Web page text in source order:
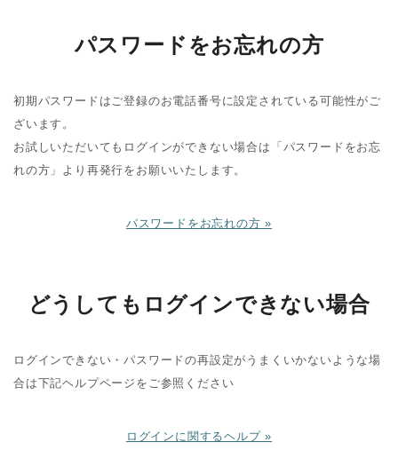
パスワードをお忘れの方
初期パスワードはご登録のお電話番号に設定されている可能性がご
ざいます。
お試しいただいてもログインができない場合は「パスワードをお忘
れの方」より再発行をお願いいたします。
パスワードをお忘れの方 »
どうしてもログインできない場合
ログインできない・パスワードの再設定がうまくいかないような場
合は下記ヘルプページをご参照ください
ログインに関するヘルプ »